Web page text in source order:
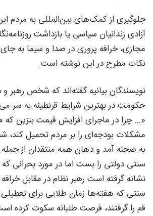
جلوگیری از کمک‌های بین‌المللی به مردم
آزادی زندانیان سیاسی یا بازداشت
مجازی، خرافه پروری در صدا و سیما به جای
نکات مطرح در این نوشته است.
نویسندگان بیانیه گفته‌اند که شخص رهبر و
حکومت در بهترین شرایط قرنطینه به سر
«… چرا در ماجرای افزایش قیمت بنزین
مشکلات بودجه‌ای را بر مردم تحمیل کند،
به صحنه آمد و دهان همه منتقدان از
سنتی دولتی را بست اما در مورد بحرانی
نشانه گرفته است رهبر نظام در مقابل
سنتی که هفته‌ها زمان طلایی برای
قم را گرفتند، فرصت طلبانه سکوت کرده